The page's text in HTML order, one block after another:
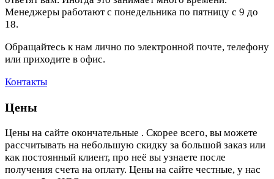
Менеджеры работают с понедельника по пятницу с 9 до
18.
Обращайтесь к нам лично по электронной почте, телефону
или приходите в офис.
Контакты
Цены
Цены на сайте окончательные . Скорее всего, вы можете
рассчитывать на небольшую скидку за большой заказ или
как постоянный клиент, про неё вы узнаете после
получения счета на оплату. Цены на сайте честные, у нас